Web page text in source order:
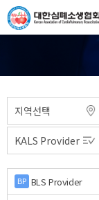
BP BLS Provider